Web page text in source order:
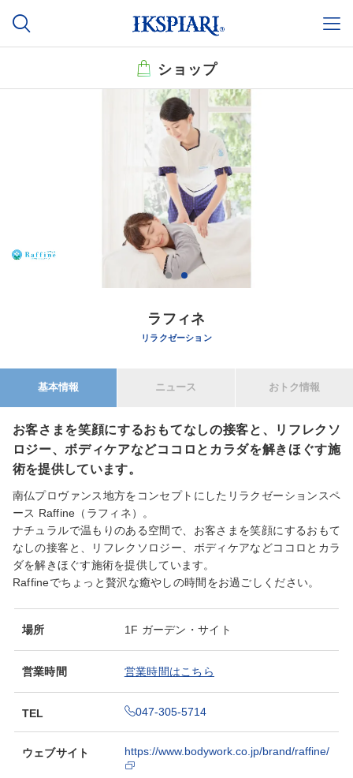
ショップ
ラフィネ
リラクゼーション
基本情報 ニュース おトク情報
お客さまを笑顔にするおもてなしの接客と、リフレクソ
ロジー、ボディケアなどココロとカラダを解きほぐす施
術を提供しています。
南仏プロヴァンス地方をコンセプトにしたリラクゼーションスペ
ース Raffine（ラフィネ）。
ナチュラルで温もりのある空間で、お客さまを笑顔にするおもて
なしの接客と、リフレクソロジー、ボディケアなどココロとカラ
ダを解きほぐす施術を提供しています。
Raffineでちょっと贅沢な癒やしの時間をお過ごしください。
場所 1F ガーデン・サイト
営業時間 営業時間はこちら
TEL 047-305-5714
ウェブサイト https://www.bodywork.co.jp/brand/raffine/